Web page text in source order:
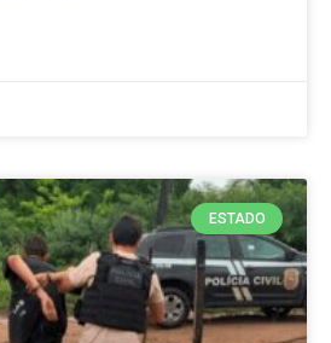
ESTADO